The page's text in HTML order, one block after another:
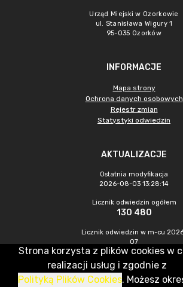
Urząd Miejski w Ozorkowie
ul. Stanisława Wigury 1
95-035 Ozorków
INFORMACJE
Mapa strony
Ochrona danych osobowych
Rejestr zmian
Statystyki odwiedzin
AKTUALIZACJE
Ostatnia modyfikacja
2026-08-03 13:28:14
Licznik odwiedzin ogółem
130 480
Licznik odwiedzin w m-cu
07
210
CMS & Hosting: Nefeni Sp. z o.o.
Strona korzysta z plików cookies w
realizacji usług i zgodnie z
Polityką Plików Cookies. Możesz